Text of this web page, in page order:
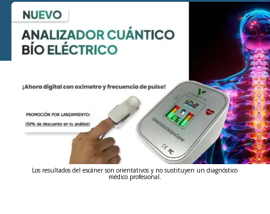
Los resultados del escáner son orientativos y no sustituyen un diagnóstico
médico profesional.